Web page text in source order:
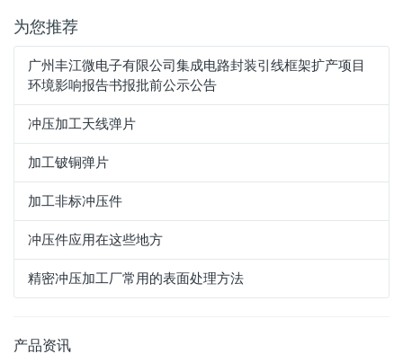
为您推荐
广州丰江微电子有限公司集成电路封装引线框架扩产项目
环境影响报告书报批前公示公告
冲压加工天线弹片
加工铍铜弹片
加工非标冲压件
冲压件应用在这些地方
精密冲压加工厂常用的表面处理方法
产品资讯